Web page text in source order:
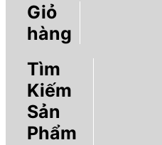
Giỏ
hàng
Tìm
Kiếm
Sản
Phẩm